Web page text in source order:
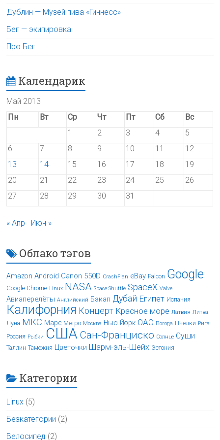
Дублин — Музей пива «Гиннесс»
Бег — экипировка
Про Бег
Календарик
Май 2013
Пн
Вт Ср Чт Пт Сб
Вс
1
2 3 4
5
6
7 8 9 10 11
12
13
14 15 16 17 18
19
20
21 22 23 24 25
26
27
28 29 30 31
« Апр Июн »
Облако тэгов
Amazon Android Canon 550D CrashPlan eBay Falcon Google
Google Chrome Linux NASA Space Shuttle SpaceX Valve
Авиаперелёты Английский Бэкап Дубай Египет Испания
Калифорния Концерт Красное море Латвия Литва
Луна МКС Марс Метро Москва Нью-Йорк ОАЭ Погода Пчёлки Рига
Россия Рыбки США Сан-Франциско Солнце Суши
Таллин Таможня Цветочки Шарм-эль-Шейх Эстония
Категории
Linux (5)
Безкатегории (2)
Велосипед (2)